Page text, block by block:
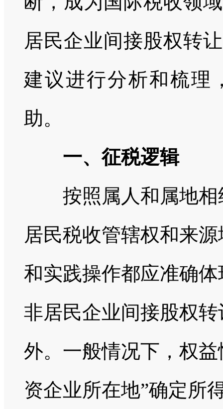
居民企业间接股权转
建议进行分析和梳理
助。
一、征税逻辑
按照属人和属地相
居民税收管辖权和来
和实践操作都应准确
非居民企业间接股权
外。一般情况下，权
资企业所在地”确定所